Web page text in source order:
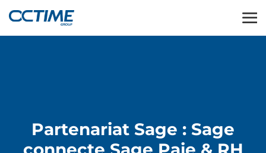
Partenariat Sage : Sage